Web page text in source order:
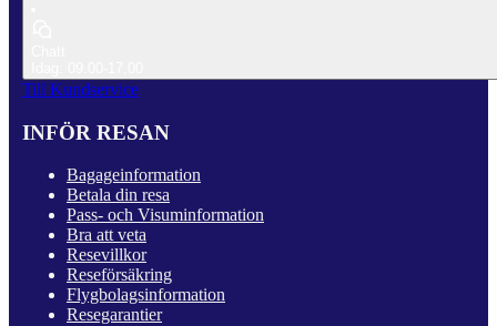
Till Kundservice
INFÖR RESAN
Bagageinformation
Betala din resa
Pass- och Visuminformation
Bra att veta
Resevillkor
Reseförsäkring
Flygbolagsinformation
Resegarantier